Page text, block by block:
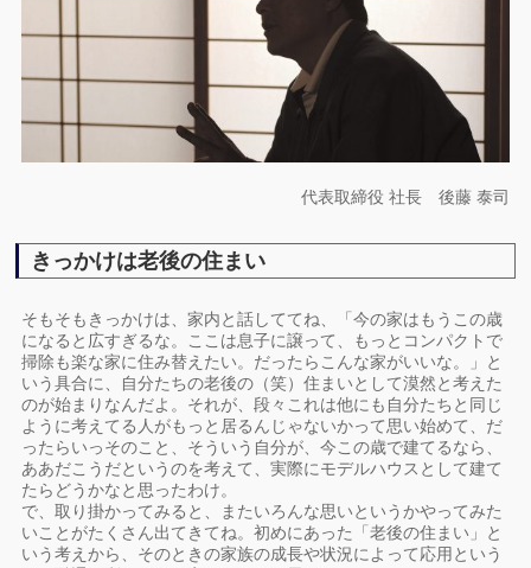
代表取締役 社長 後藤 泰司
きっかけは老後の住まい
そもそもきっかけは、家内と話しててね、「今の家はもうこの歳
になると広すぎるな。ここは息子に譲って、もっとコンパクトで
掃除も楽な家に住み替えたい。だったらこんな家がいいな。」と
いう具合に、自分たちの老後の（笑）住まいとして漠然と考えた
のが始まりなんだよ。それが、段々これは他にも自分たちと同じ
ように考えてる人がもっと居るんじゃないかって思い始めて、だ
ったらいっそのこと、そういう自分が、今この歳で建てるなら、
ああだこうだというのを考えて、実際にモデルハウスとして建て
たらどうかなと思ったわけ。
で、取り掛かってみると、またいろんな思いというかやってみた
いことがたくさん出てきてね。初めにあった「老後の住まい」と
いう考えから、そのときの家族の成長や状況によって応用という